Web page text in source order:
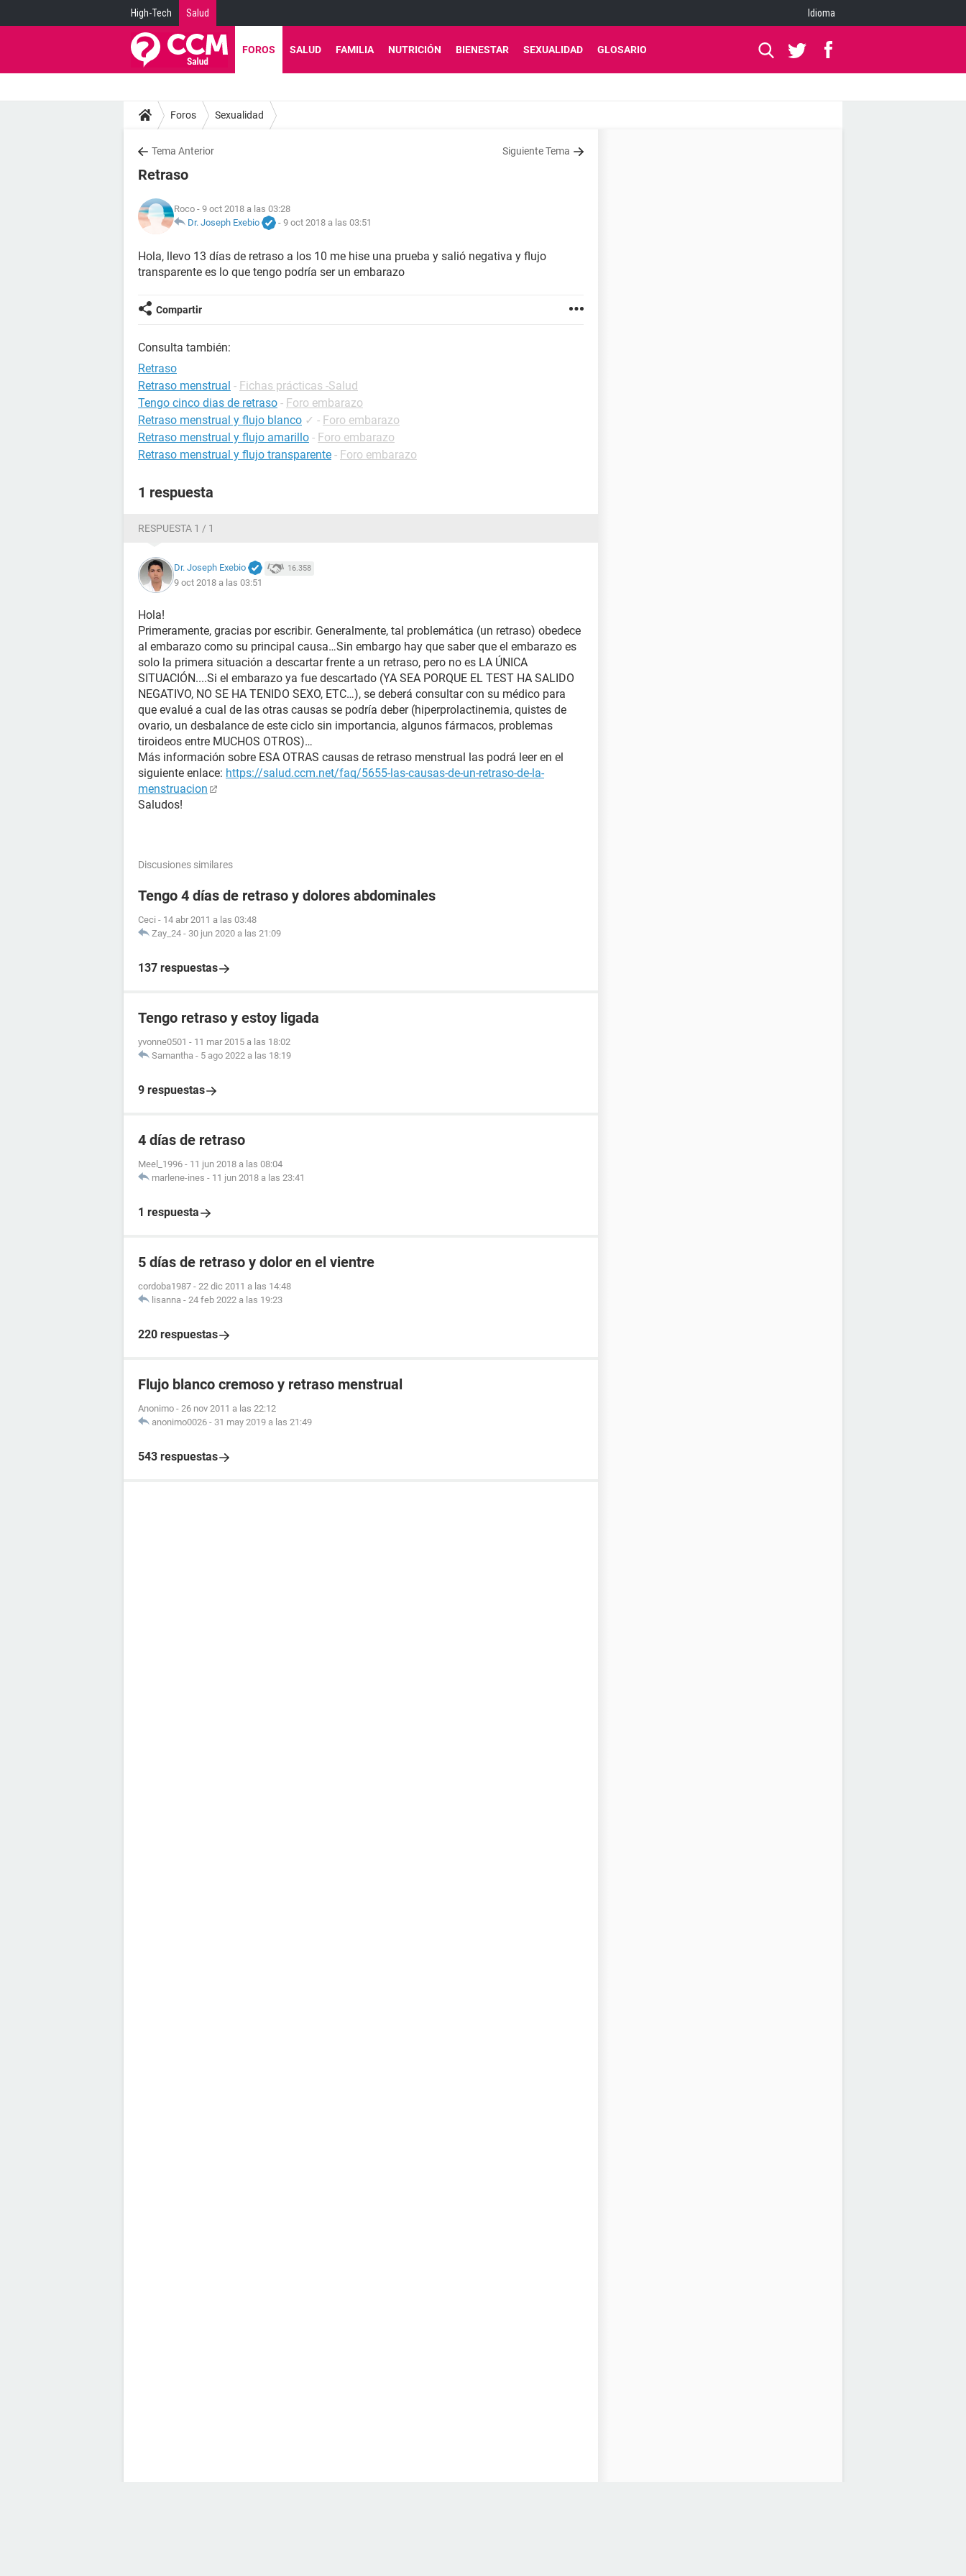
High-Tech Salud Idioma
FOROS SALUD FAMILIA NUTRICIÓN BIENESTAR SEXUALIDAD GLOSARIO
Foros Sexualidad
Tema Anterior Siguiente Tema
Retraso
Roco - 9 oct 2018 a las 03:28
Dr. Joseph Exebio
- 9 oct 2018 a las 03:51
Hola, llevo 13 días de retraso a los 10 me hise una prueba y salió negativa y flujo
transparente es lo que tengo podría ser un embarazo
Compartir
Consulta también:
Retraso
Retraso menstrual - Fichas prácticas -Salud
Tengo cinco dias de retraso - Foro embarazo
Retraso menstrual y flujo blanco ✓ - Foro embarazo
Retraso menstrual y flujo amarillo - Foro embarazo
Retraso menstrual y flujo transparente - Foro embarazo
1 respuesta
RESPUESTA 1 / 1
Dr. Joseph Exebio 16.358
9 oct 2018 a las 03:51
Hola!
Primeramente, gracias por escribir. Generalmente, tal problemática (un retraso) obedece
al embarazo como su principal causa…Sin embargo hay que saber que el embarazo es
solo la primera situación a descartar frente a un retraso, pero no es LA ÚNICA
SITUACIÓN....Si el embarazo ya fue descartado (YA SEA PORQUE EL TEST HA SALIDO
NEGATIVO, NO SE HA TENIDO SEXO, ETC…), se deberá consultar con su médico para
que evalué a cual de las otras causas se podría deber (hiperprolactinemia, quistes de
ovario, un desbalance de este ciclo sin importancia, algunos fármacos, problemas
tiroideos entre MUCHOS OTROS)…
Más información sobre ESA OTRAS causas de retraso menstrual las podrá leer en el
siguiente enlace: https://salud.ccm.net/faq/5655-las-causas-de-un-retraso-de-la-
menstruacion
Saludos!
Discusiones similares
Tengo 4 días de retraso y dolores abdominales
Ceci - 14 abr 2011 a las 03:48
Zay_24 - 30 jun 2020 a las 21:09
137 respuestas
Tengo retraso y estoy ligada
yvonne0501 - 11 mar 2015 a las 18:02
Samantha - 5 ago 2022 a las 18:19
9 respuestas
4 días de retraso
Meel_1996 - 11 jun 2018 a las 08:04
marlene-ines - 11 jun 2018 a las 23:41
1 respuesta
5 días de retraso y dolor en el vientre
cordoba1987 - 22 dic 2011 a las 14:48
lisanna - 24 feb 2022 a las 19:23
220 respuestas
Flujo blanco cremoso y retraso menstrual
Anonimo - 26 nov 2011 a las 22:12
anonimo0026 - 31 may 2019 a las 21:49
543 respuestas